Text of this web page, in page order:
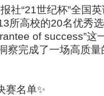
社“21世纪杯”全国
所高校的20名优秀
of success”这
察完成了一场高质
赛名单✨